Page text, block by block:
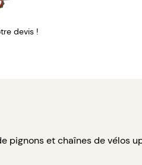
devis !
pignons et chaînes de vélos